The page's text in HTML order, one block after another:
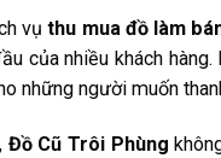
vụthu mua đồ làm
của nhiều khách
những người muốn
Đồ Cũ Trôi Phùng